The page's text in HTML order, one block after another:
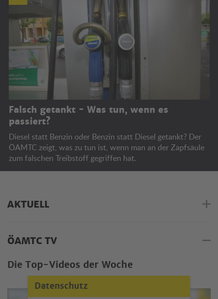
Falsch getankt - Was tun, wenn es
passiert?
Diesel statt Benzin oder Benzin statt Diesel getankt? Der
ÖAMTC zeigt, was zu tun ist, wenn man an der Zapfsäule
zum falschen Treibstoff gegriffen hat.
AKTUELL
ÖAMTC TV
Die Top-Videos der Woche
Datenschutz